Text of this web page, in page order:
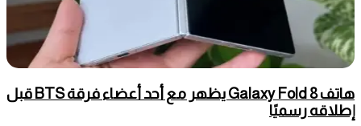
هاتف Galaxy Fold 8 يظهر مع أحد أعضاء فرقة BTS قبل
إطلاقه رسميًا